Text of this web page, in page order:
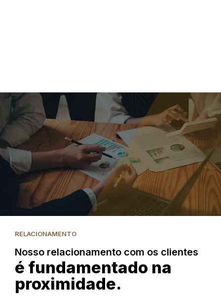
RELACIONAMENTO
Nosso relacionamento com os clientes
é fundamentado na
proximidade.